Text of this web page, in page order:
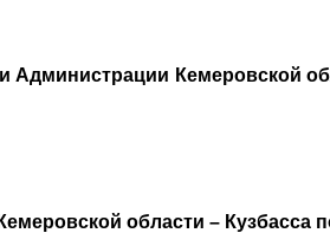
Кемеровской
области – Кузбасса